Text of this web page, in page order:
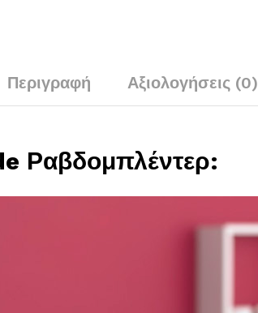
Περιγραφή Αξιολογήσεις (0)
Ραβδομπλέντερ: